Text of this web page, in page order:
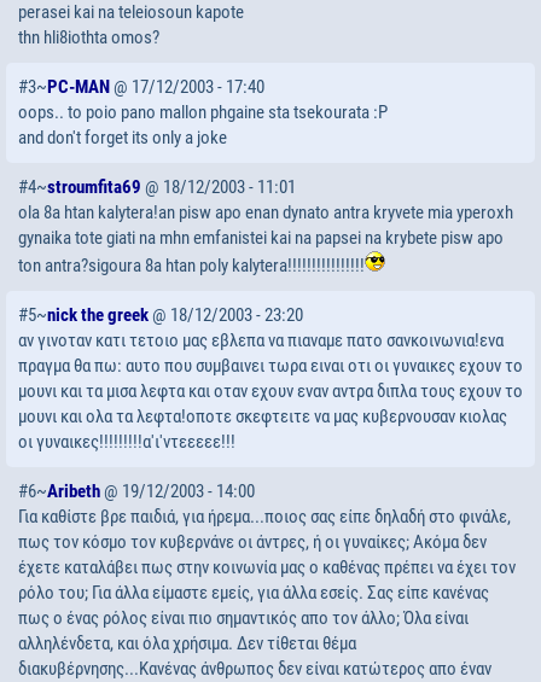
perasei kai na teleiosoun kapote
thn hli8iothta omos?
#3~ PC-MAN @ 17/12/2003 - 17:40
oops.. to poio pano mallon phgaine sta tsekourata :P
and don't forget its only a joke
#4~stroumfita69 @ 18/12/2003 - 11:01
ola 8a htan kalytera!an pisw apo enan dynato antra kryvete mia yperoxh
gynaika tote giati na mhn emfanistei kai na papsei na krybete pisw apo
ton antra?sigoura 8a htan poly kalytera!!!!!!!!!!!!!!!!
#5~nick the greek@ 18/12/2003 - 23:20
αν γινοταν κατι τετοιο μας εβλεπα να πιαναμε πατο σανκοινωνια!ενα
πραγμα θα πω: αυτο που συμβαινει τωρα ειναι οτι οι γυναικες εχουν το
μουνι και τα μισα λεφτα και οταν εχουν εναν αντρα διπλα τους εχουν το
μουνι και ολα τα λεφτα!οποτε σκεφτειτε να μας κυβερνουσαν κιολας
οι γυναικες!!!!!!!!!α'ι'ντεεεεε!!!
#6~Aribeth @ 19/12/2003 - 14:00
Για καθίστε βρε παιδιά, για ήρεμα...ποιος σας είπε δηλαδή στο φινάλε,
πως τον κόσμο τον κυβερνάνε οι άντρες, ή οι γυναίκες; Ακόμα δεν
έχετε καταλάβει πως στην κοινωνία μας ο καθένας πρέπει να έχει τον
ρόλο του; Για άλλα είμαστε εμείς, για άλλα εσείς. Σας είπε κανένας
πως ο ένας ρόλος είναι πιο σημαντικός απο τον άλλο; Όλα είναι
αλληλένδετα, και όλα χρήσιμα. Δεν τίθεται θέμα
διακυβέρνησης...Κανένας άνθρωπος δεν είναι κατώτερος απο έναν